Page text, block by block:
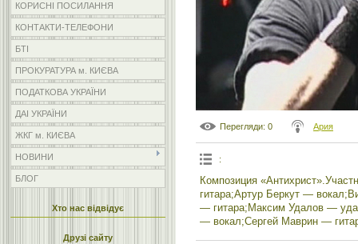
КОРИСНІ ПОСИЛАННЯ
КОНТАКТИ-ТЕЛЕФОНИ
БТІ
ПРОКУРАТУРА м. КИЄВА
ПОДАТКОВА УКРАЇНИ
ДАІ УКРАЇНИ
ЖКГ м. КИЄВА
НОВИНИ
БЛОГ
Хто нас відвідує
Друзі сайту
Перегляди: 0 Ария
:
Композиция
гитара;Артур Беркут —
— гитара;Максим Удалов —
— вокал;Сергей Маврин —